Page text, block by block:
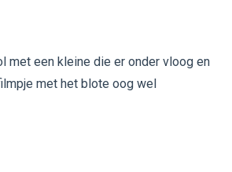
met een kleine die er onder vloog en
met het blote oog wel